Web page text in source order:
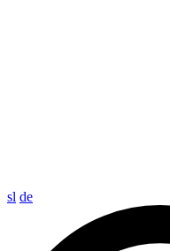
sl de